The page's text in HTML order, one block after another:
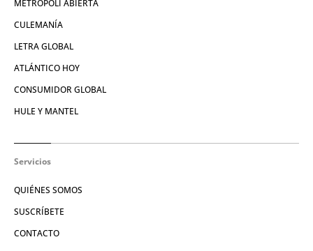
METRÓPOLI ABIERTA
CULEMANÍA
LETRA GLOBAL
ATLÁNTICO HOY
CONSUMIDOR GLOBAL
HULE Y MANTEL
Servicios
QUIÉNES SOMOS
SUSCRÍBETE
CONTACTO